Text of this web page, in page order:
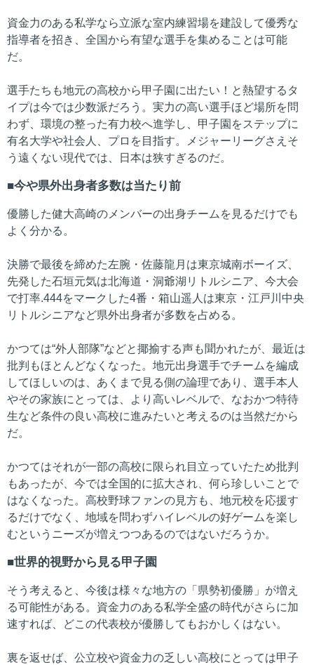
資金力のある私学なら立派な室内練習場を建設して優秀な
指導者を招き、全国から有望な選手を集めることは可能
だ。
選手たちも地元の高校から甲子園に出たい！と熱望するタ
イプは今では少数派だろう。実力の高い選手ほど場所を問
わず、環境の整った有力校へ進学し、甲子園をステップに
有名大学や社会人、プロを目指す。メジャーリーグさえそ
う遠くない現代では、日本は狭すぎるのだ。
今や県外出身者多数は当たり前
優勝した健大高崎のメンバーの出身チームを見るだけでも
よく分かる。
決勝で最後を締めた左腕・佐藤龍月は東京城南ボーイズ、
先発した石垣元気は北海道・洞爺湖リトルシニア、今大会
で打率.444をマークした4番・箱山遥人は東京・江戸川中央
リトルシニアなど県外出身者が多数を占める。
かつては“外人部隊”などと揶揄する声も聞かれたが、最近は
批判もほとんどなくなった。地元出身選手でチームを編成
してほしいのは、あくまで見る側の論理であり、選手本人
やその家族にとっては、より高いレベルで、なおかつ特待
生など条件の良い高校に進みたいと考えるのは当然だから
だ。
かつてはそれが一部の高校に限られ目立っていたため批判
もあったが、今では全国的に拡大され、何ら珍しいことで
はなくなった。高校野球ファンの見方も、地元校を応援す
るだけでなく、地域を問わずハイレベルの好ゲームを楽し
むというニーズが増えつつあるのではないだろうか。
世界的視野から見る甲子園
そう考えると、今後は様々な地方の「県勢初優勝」が増え
る可能性がある。資金力のある私学全盛の時代がさらに加
速すれば、どこの代表校が優勝してもおかしくはない。
裏を返せば、公立校や資金力の乏しい高校にとっては甲子